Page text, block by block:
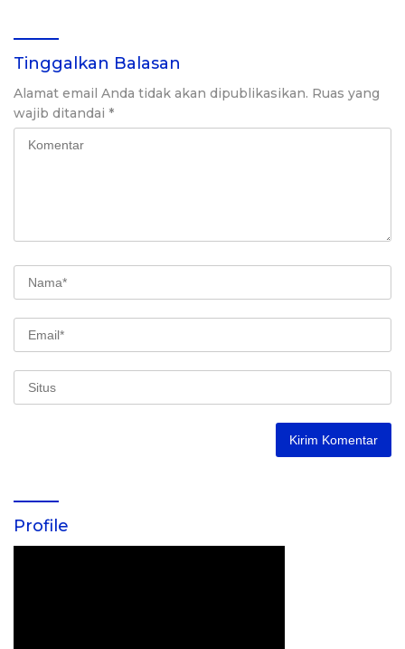
Tinggalkan Balasan
Alamat email Anda tidak akan dipublikasikan. Ruas yang
wajib ditandai *
Profile